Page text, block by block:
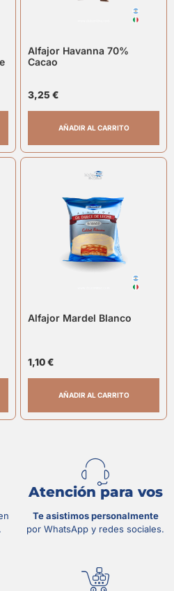
Alfajor Havanna 70%
Cacao
3,25 €
AÑADIR AL CARRITO
Alfajor Mardel Blanco
1,10€
AÑADIR AL CARRITO
Atención para vos
Te asistimos personalmente
por WhatsApp y redes sociales.